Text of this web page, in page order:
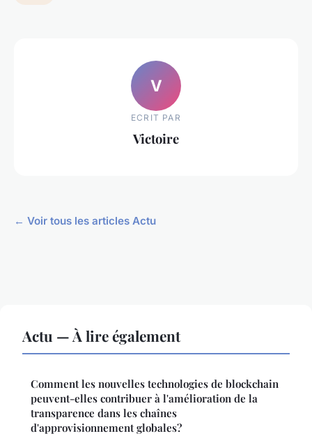
V
ECRIT PAR
Victoire
← Voir tous les articles Actu
Actu — À lire également
Comment les nouvelles technologies de blockchain
peuvent-elles contribuer à l'amélioration de la
transparence dans les chaînes
d'approvisionnement globales?